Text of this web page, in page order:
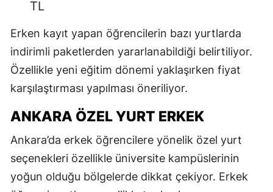
TL
Erken kayıt yapan öğrencilerin bazı yurtlarda
indirimli paketlerden yararlanabildiği belirtiliyor.
Özellikle yeni eğitim dönemi yaklaşırken fiyat
karşılaştırması yapılması öneriliyor.
ANKARA ÖZEL YURT ERKEK
Ankara’da erkek öğrencilere yönelik özel yurt
seçenekleri özellikle üniversite kampüslerinin
yoğun olduğu bölgelerde dikkat çekiyor. Erkek